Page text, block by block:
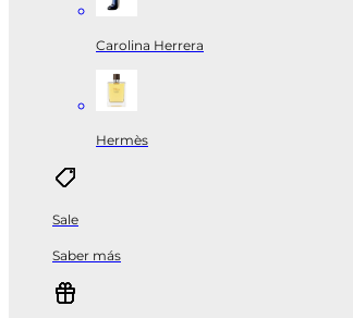
Carolina Herrera
Hermès
Sale
Saber más